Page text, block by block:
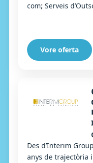
com; Serveis
Vore oferta
Des d’Interim
anys de trajectòria